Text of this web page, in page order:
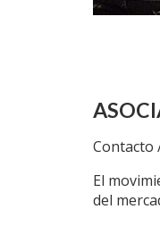
Contacto
El
del